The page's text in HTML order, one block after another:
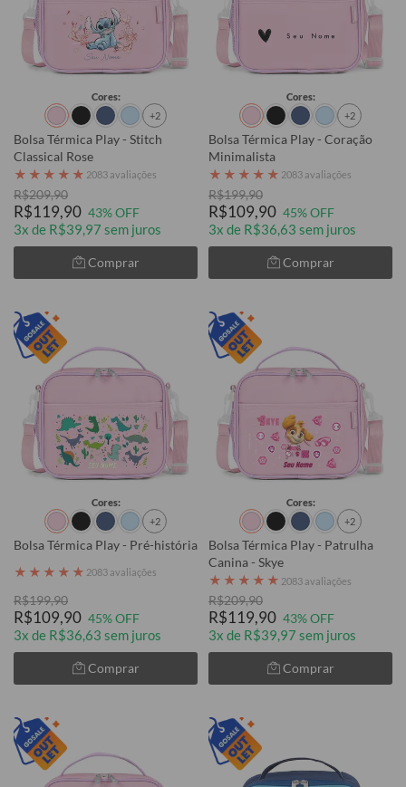
Cores:
+2
Bolsa Térmica Play - Stitch
Classical Rose
★ ★ ★ ★ ★ 2083 avaliações
R$209,90
R$119,90 43% OFF
3x de R$39,97 sem juros
Comprar
Cores:
+2
Bolsa Térmica Play - Coração
Minimalista
★ ★ ★ ★ ★ 2083 avaliações
R$199,90
R$109,90 45% OFF
3x de R$36,63 sem juros
Comprar
Cores:
+2
Bolsa Térmica Play - Pré-história
★ ★ ★ ★ ★ 2083 avaliações
R$199,90
R$109,90 45% OFF
3x de R$36,63 sem juros
Comprar
Cores:
+2
Bolsa Térmica Play - Patrulha
Canina - Skye
★ ★ ★ ★ ★ 2083 avaliações
R$209,90
R$119,90 43% OFF
3x de R$39,97 sem juros
Comprar